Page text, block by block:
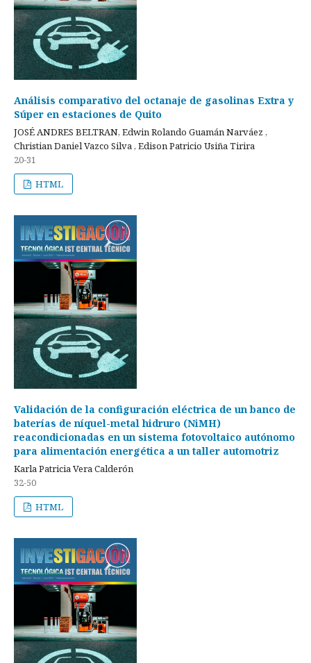
Análisis comparativo del octanaje de gasolinas Extra y
Súper en estaciones de Quito
JOSÉ ANDRES BELTRAN, Edwin Rolando Guamán Narváez ,
Christian Daniel Vazco Silva , Edison Patricio Usiña Tirira
20-31
HTML
Validación de la configuración eléctrica de un banco de
baterías de níquel-metal hidruro (NiMH)
reacondicionadas en un sistema fotovoltaico autónomo
para alimentación energética a un taller automotriz
Karla Patricia Vera Calderón
32-50
HTML